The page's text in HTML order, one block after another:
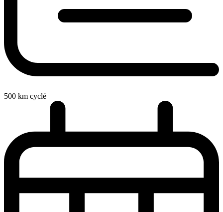
500 km cyclé